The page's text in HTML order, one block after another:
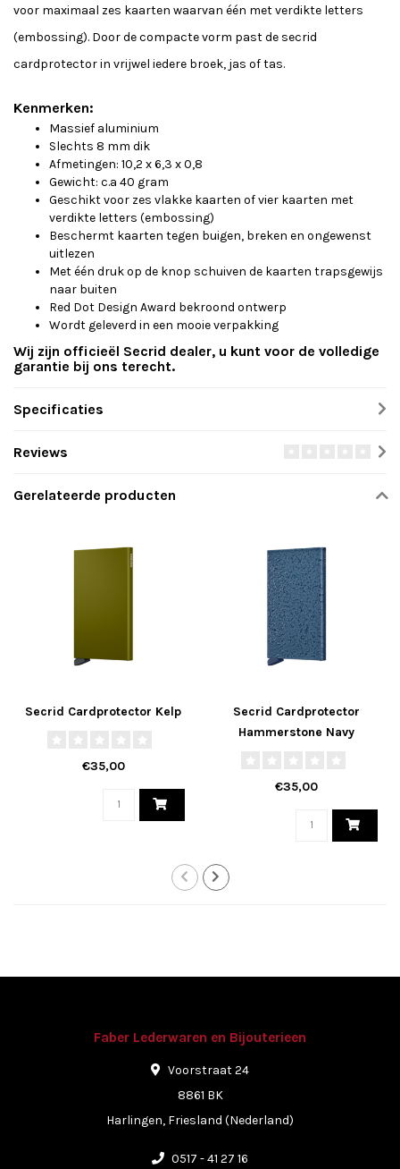
voor maximaal zes kaarten waarvan één met verdikte letters
(embossing). Door de compacte vorm past de secrid
cardprotector in vrijwel iedere broek, jas of tas.
Kenmerken:
Massief aluminium
Slechts 8 mm dik
Afmetingen: 10,2 x 6,3 x 0,8
Gewicht: c.a 40 gram
Geschikt voor zes vlakke kaarten of vier kaarten met
verdikte letters (embossing)
Beschermt kaarten tegen buigen, breken en ongewenst
uitlezen
Met één druk op de knop schuiven de kaarten trapsgewijs
naar buiten
Red Dot Design Award bekroond ontwerp
Wordt geleverd in een mooie verpakking
Wij zijn officieël Secrid dealer, u kunt voor de volledige
garantie bij ons terecht.
Specificaties
Reviews
Gerelateerde producten
Secrid Cardprotector Kelp
€35,00
Secrid Cardprotector
Hammerstone Navy
€35,00
Faber Lederwaren en Bijouterieen
Voorstraat 24
8861 BK
Harlingen, Friesland (Nederland)
0517 - 41 27 16